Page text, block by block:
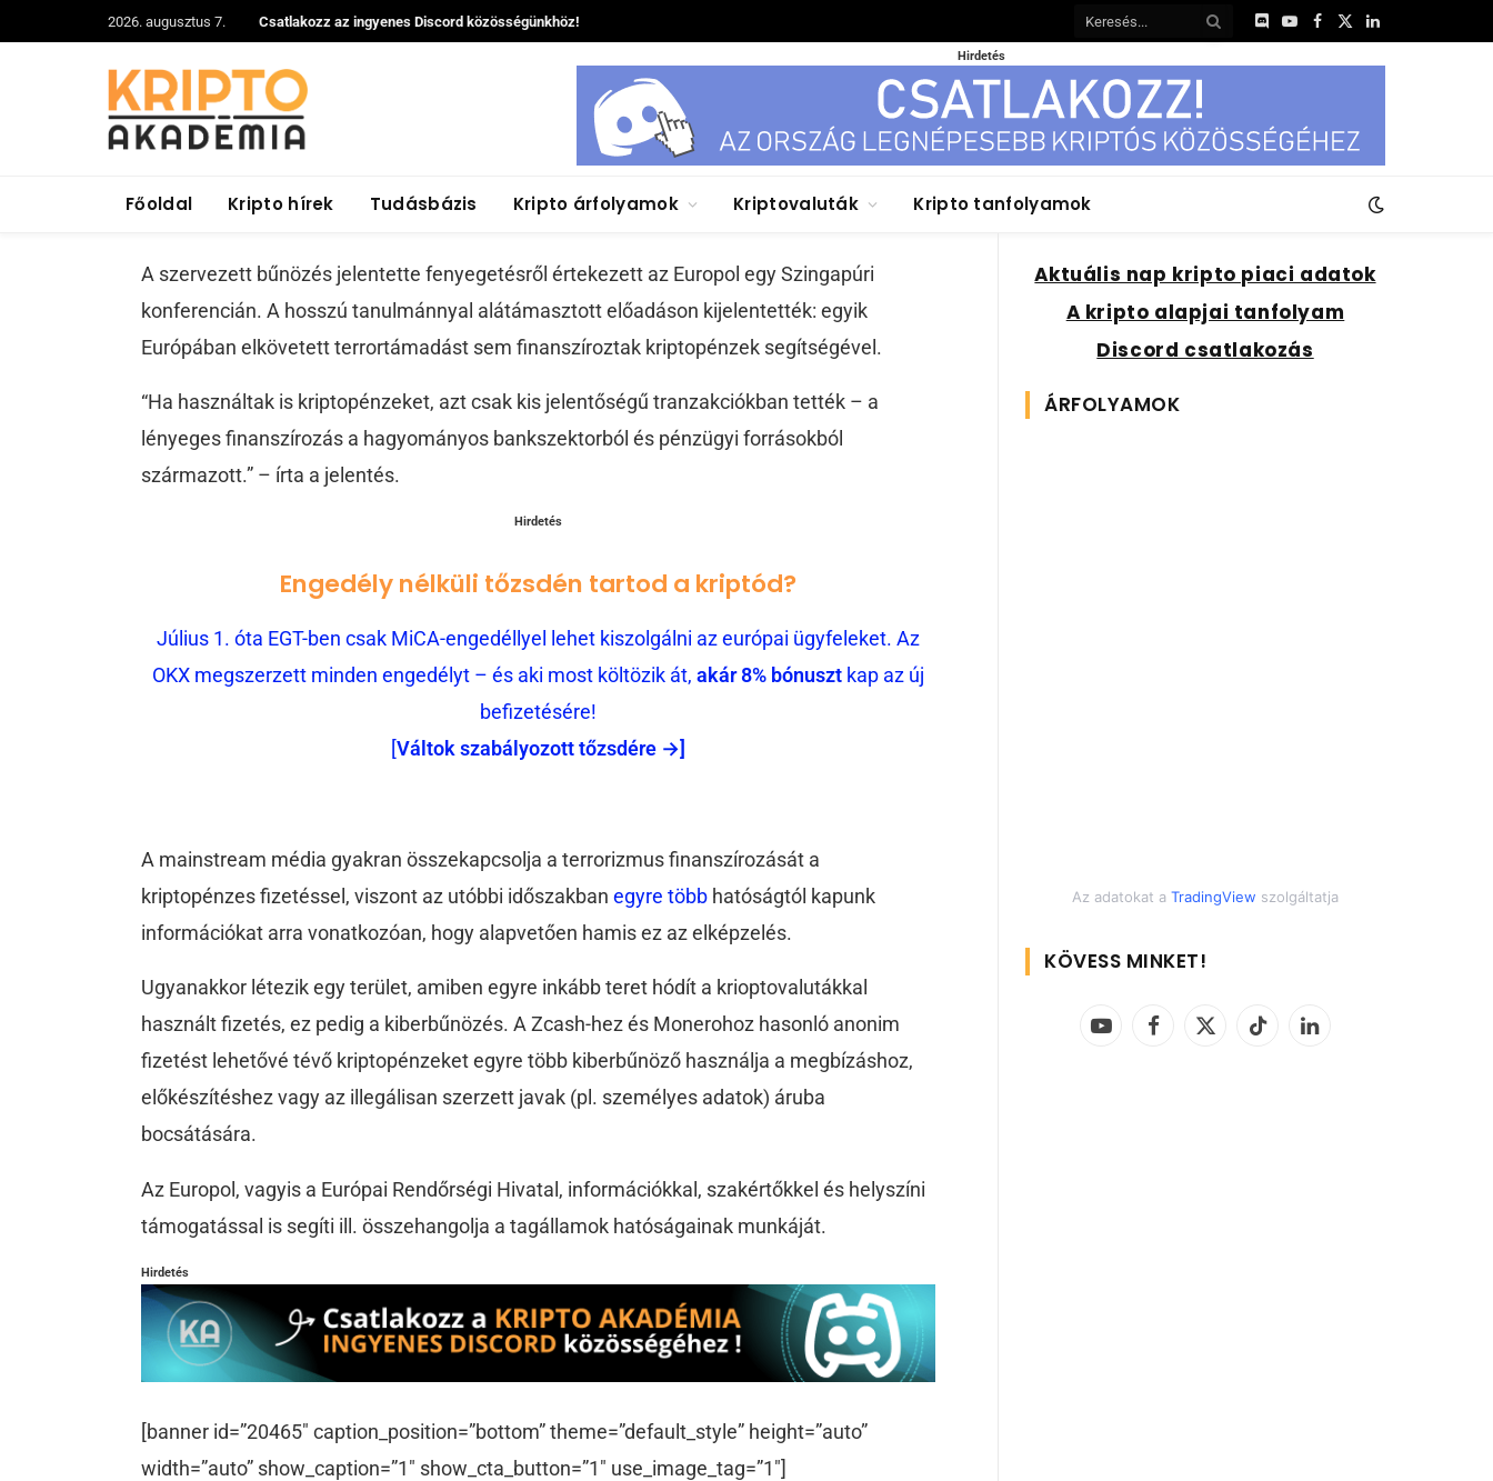
2026. augusztus 7. Csatlakozz az ingyenes Discord közösségünkhöz!
DiscordYouTube
Facebook
X
LinkedIn
Hirdetés
Főoldal Kripto hírek Tudásbázis Kripto árfolyamok Kriptovaluták Kripto tanfolyamok
Europol: a kiberbűnözők igen, a terroristák
nem használják a Bitcoint
A szervezett bűnözés jelentette fenyegetésről értekezett az Europol egy Szingapúri
konferencián. A hosszú tanulmánnyal alátámasztott előadáson kijelentették: egyik
Európában elkövetett terrortámadást sem finanszíroztak kriptopénzek segítségével.
“Ha használtak is kriptopénzeket, azt csak kis jelentőségű tranzakciókban tették – a
lényeges finanszírozás a hagyományos bankszektorból és pénzügyi forrásokból
származott.” – írta a jelentés.
Hirdetés
Engedély nélküli tőzsdén tartod a kriptód?
Július 1. óta EGT-ben csak MiCA-engedéllyel lehet kiszolgálni az európai ügyfeleket. Az
OKX megszerzett minden engedélyt – és aki most költözik át, akár 8% bónuszt kap az új
befizetésére!
[Váltok szabályozott tőzsdére →]
A mainstream média gyakran összekapcsolja a terrorizmus finanszírozását a
kriptopénzes fizetéssel, viszont az utóbbi időszakbanegyre több hatóságtól kapunk
információkat arra vonatkozóan, hogy alapvetően hamis ez az elképzelés.
Ugyanakkor létezik egy terület, amiben egyre inkább teret hódít a krioptovalutákkal
használt fizetés, ez pedig a kiberbűnözés. A Zcash-hez és Monerohoz hasonló anonim
fizetést lehetővé tévő kriptopénzeket egyre több kiberbűnöző használja a megbízáshoz,
előkészítéshez vagy az illegálisan szerzett javak (pl. személyes adatok) áruba
bocsátására.
Az Europol, vagyis a Európai Rendőrségi Hivatal, információkkal, szakértőkkel és helyszíni
támogatással is segíti ill. összehangolja a tagállamok hatóságainak munkáját.
Hirdetés
[banner id=”20465″ caption_position=”bottom” theme=”default_style” height=”auto”
width=”auto” show_caption=”1″ show_cta_button=”1″ use_image_tag=”1″]
Aktuális nap kripto piaci adatok
A kripto alapjai tanfolyam
Discord csatlakozás
ÁRFOLYAMOK
Az adatokat a TradingView szolgáltatja
KÖVESS MINKET!
YouTubeFacebook
X
TikTok LinkedIn